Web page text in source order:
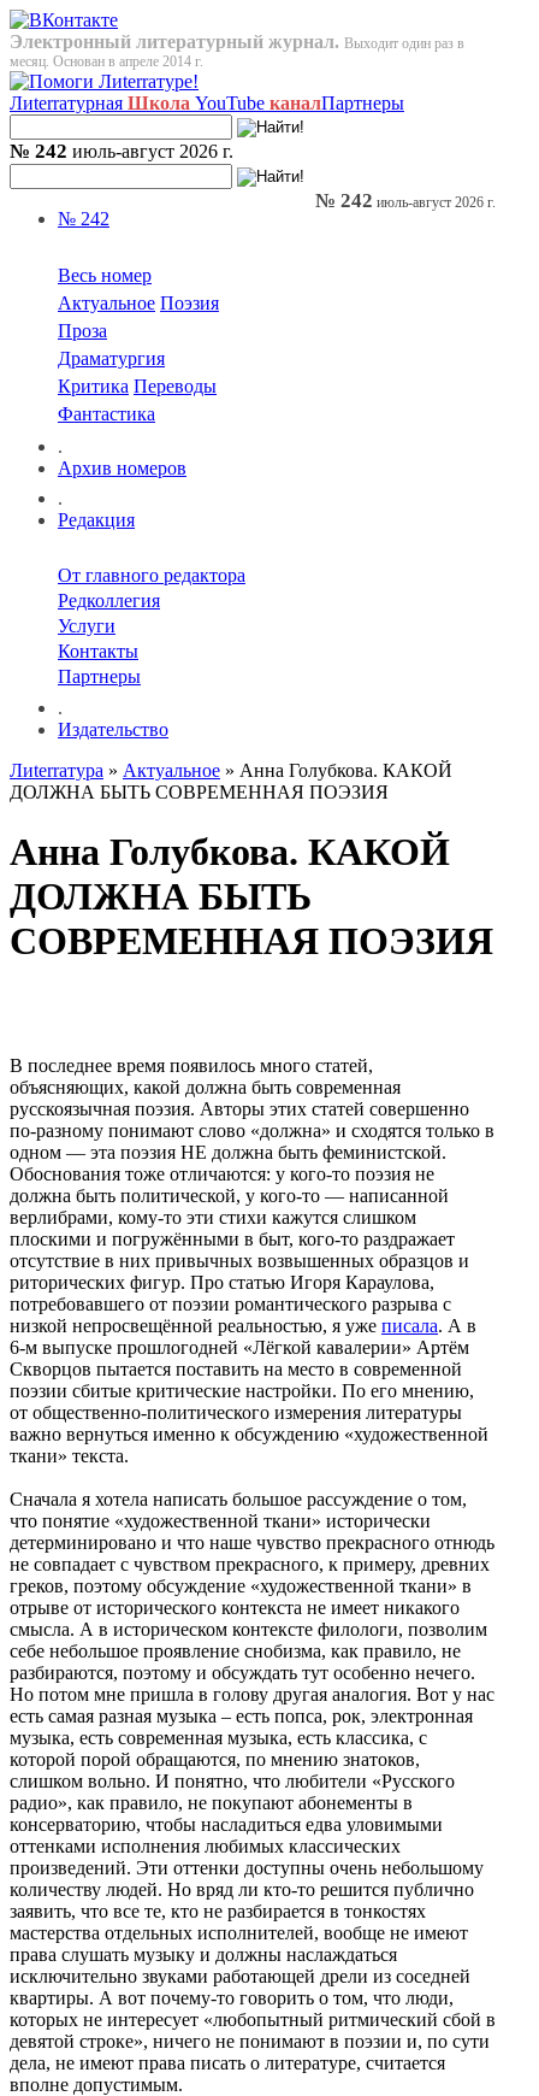
Электронный литературный журнал. Выходит один раз в
месяц. Основан в апреле 2014 г.
Лиterraтурная Школа YouTube каналПартнеры
№ 242 июль-август 2026 г.
№ 242
Весь номер
Актуальное Поэзия
Проза
Драматургия
Критика Переводы
Фантастика
.
Архив номеров
.
Редакция
От главного редактора
Редколлегия
Услуги
Контакты
Партнеры
.
Издательство
№ 242 июль-август 2026 г.
Лиterraтура » Актуальное » Анна Голубкова. КАКОЙ
ДОЛЖНА БЫТЬ СОВРЕМЕННАЯ ПОЭЗИЯ
Анна Голубкова. КАКОЙ
ДОЛЖНА БЫТЬ
СОВРЕМЕННАЯ ПОЭЗИЯ
В последнее время появилось много статей,
объясняющих, какой должна быть современная
русскоязычная поэзия. Авторы этих статей совершенно
по-разному понимают слово «должна» и сходятся только в
одном — эта поэзия НЕ должна быть феминистской.
Обоснования тоже отличаются: у кого-то поэзия не
должна быть политической, у кого-то — написанной
верлибрами, кому-то эти стихи кажутся слишком
плоскими и погружёнными в быт, кого-то раздражает
отсутствие в них привычных возвышенных образцов и
риторических фигур. Про статью Игоря Караулова,
потребовавшего от поэзии романтического разрыва с
низкой непросвещённой реальностью, я уже писала. А в
6-м выпуске прошлогодней «Лёгкой кавалерии» Артём
Скворцов пытается поставить на место в современной
поэзии сбитые критические настройки. По его мнению,
от общественно-политического измерения литературы
важно вернуться именно к обсуждению «художественной
ткани» текста.
Сначала я хотела написать большое рассуждение о том,
что понятие «художественной ткани» исторически
детерминировано и что наше чувство прекрасного отнюдь
не совпадает с чувством прекрасного, к примеру, древних
греков, поэтому обсуждение «художественной ткани» в
отрыве от исторического контекста не имеет никакого
смысла. А в историческом контексте филологи, позволим
себе небольшое проявление снобизма, как правило, не
разбираются, поэтому и обсуждать тут особенно нечего.
Но потом мне пришла в голову другая аналогия. Вот у нас
есть самая разная музыка – есть попса, рок, электронная
музыка, есть современная музыка, есть классика, с
которой порой обращаются, по мнению знатоков,
слишком вольно. И понятно, что любители «Русского
радио», как правило, не покупают абонементы в
консерваторию, чтобы насладиться едва уловимыми
оттенками исполнения любимых классических
произведений. Эти оттенки доступны очень небольшому
количеству людей. Но вряд ли кто-то решится публично
заявить, что все те, кто не разбирается в тонкостях
мастерства отдельных исполнителей, вообще не имеют
права слушать музыку и должны наслаждаться
исключительно звуками работающей дрели из соседней
квартиры. А вот почему-то говорить о том, что люди,
которых не интересует «любопытный ритмический сбой в
девятой строке», ничего не понимают в поэзии и, по сути
дела, не имеют права писать о литературе, считается
вполне допустимым.